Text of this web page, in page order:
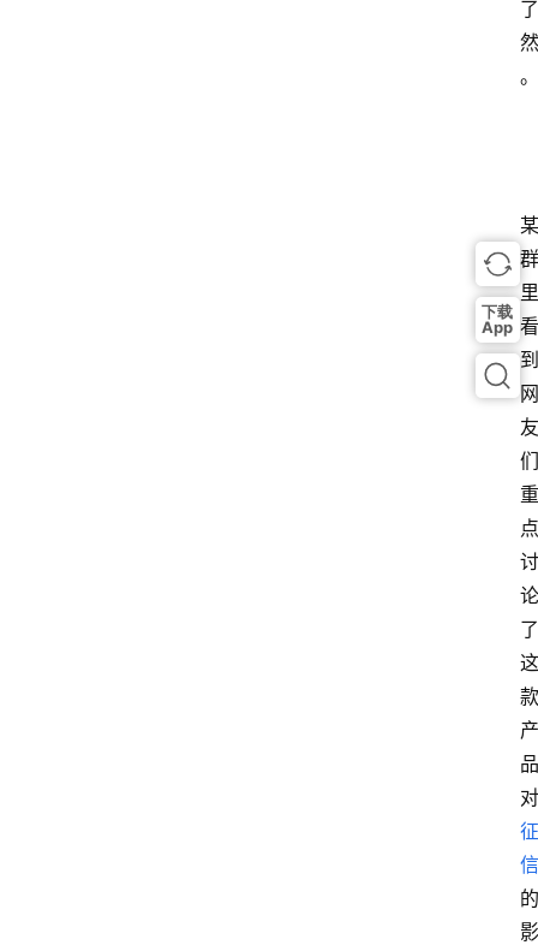
了
然
。
某
群
里
看
到
网
友
们
重
点
讨
论
了
这
款
产
品
对
征
信
的
影
下载
App